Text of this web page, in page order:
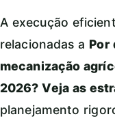
A execução
relacionadas a Por
mecanização
2026? Veja as
planejamento